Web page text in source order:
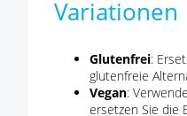
Variationen
Glutenfrei:
glutenfreie
Vegan:
ersetzen Sie die